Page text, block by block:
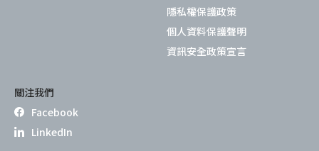
隱私權保護政策
個人資料保護聲明
資訊安全政策宣言
關注我們
Facebook
LinkedIn